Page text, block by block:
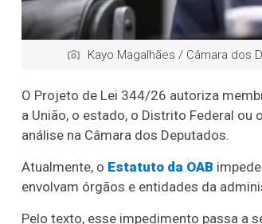
Kayo Magalhães / Câmara dos
O Projeto de Lei 344/26 autoriza
a União, o estado, o Distrito Federal
análise na Câmara dos Deputados.
Atualmente, o Estatuto da OAB
envolvam órgãos e entidades da
Pelo texto, esse impedimento passa a